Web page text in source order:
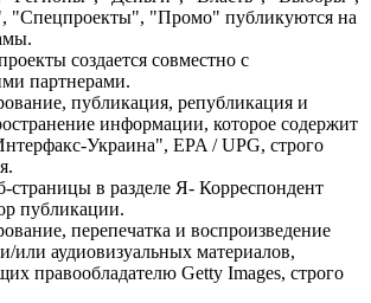
"Спецпроекты", "Промо" публикуются на
создается совместно с
партнерами.
публикация, републикация и
информации, которое содержит
Украина", EPA / UPG, строго
страницы в разделе Я- Корреспондент
публикации.
перепечатка и воспроизведение
или аудиовизуальных материалов,
правообладателю Getty Images, строго